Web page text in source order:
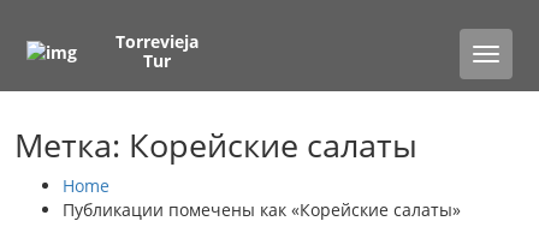
Toggle
Torrevieja
Tur
Метка: Корейские салаты
Home
Публикации помечены как «Корейские салаты»